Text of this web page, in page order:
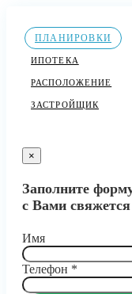
ПЛАНИРОВКИ
ИПОТЕКА
РАСПОЛОЖЕНИЕ
ЗАСТРОЙЩИК
×
Заполните
с Вами
Имя
Телефон *